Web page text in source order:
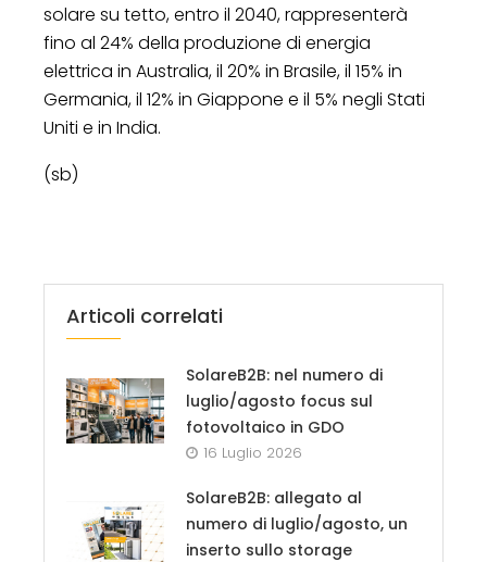
solare su tetto, entro il 2040, rappresenterà
fino al 24% della produzione di energia
elettrica in Australia, il 20% in Brasile, il 15% in
Germania, il 12% in Giappone e il 5% negli Stati
Uniti e in India.
(sb)
Articoli correlati
SolareB2B: nel numero di
luglio/agosto focus sul
fotovoltaico in GDO
16 Luglio 2026
SolareB2B: allegato al
numero di luglio/agosto, un
inserto sullo storage